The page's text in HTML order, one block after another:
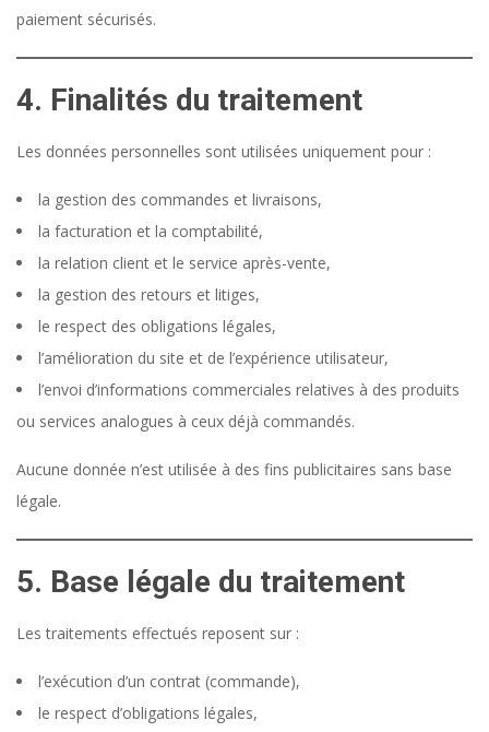
paiement sécurisés.
4. Finalités du traitement
Les données personnelles sont utilisées uniquement pour :
la gestion des commandes et livraisons,
la facturation et la comptabilité,
la relation client et le service après-vente,
la gestion des retours et litiges,
le respect des obligations légales,
l’amélioration du site et de l’expérience utilisateur,
l’envoi d’informations commerciales relatives à des produits
ou services analogues à ceux déjà commandés.
Aucune donnée n’est utilisée à des fins publicitaires sans base
légale.
5. Base légale du traitement
Les traitements effectués reposent sur :
l’exécution d’un contrat (commande),
le respect d’obligations légales,